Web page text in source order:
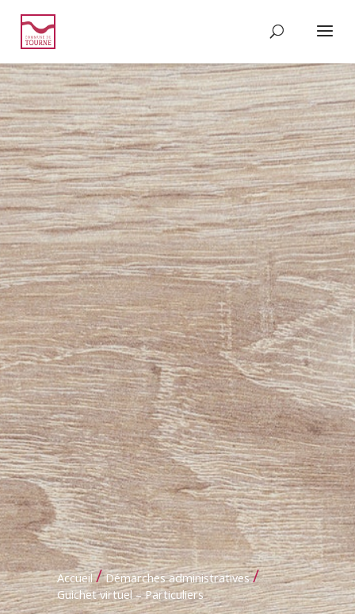
Accueil / Démarches administratives /
Guichet virtuel – Particuliers